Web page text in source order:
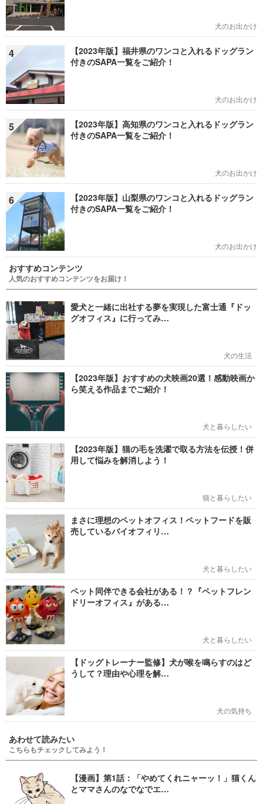
犬のお出かけ
4
【2023年版】福井県のワンコと入れるドッグラン
付きのSAPA一覧をご紹介！
犬のお出かけ
5
【2023年版】高知県のワンコと入れるドッグラン
付きのSAPA一覧をご紹介！
犬のお出かけ
6
【2023年版】山梨県のワンコと入れるドッグラン
付きのSAPA一覧をご紹介！
犬のお出かけ
おすすめコンテンツ
人気のおすすめコンテンツをお届け！
愛犬と一緒に出社する夢を実現した富士通『ドッ
グオフィス』に行ってみ…
犬の生活
【2023年版】おすすめの犬映画20選！感動映画か
ら笑える作品までご紹介！
犬と暮らしたい
【2023年版】猫の毛を洗濯で取る方法を伝授！併
用して悩みを解消しよう！
猫と暮らしたい
まさに理想のペットオフィス！ペットフードを販
売しているバイオフィリ…
犬と暮らしたい
ペット同伴できる会社がある！？『ペットフレン
ドリーオフィス』がある…
犬と暮らしたい
【ドッグトレーナー監修】犬が喉を鳴らすのはど
うして？理由や心理を解…
犬の気持ち
あわせて読みたい
こちらもチェックしてみよう！
【漫画】第1話：「やめてくれニャーッ！」猫くん
とママさんのなでなでエ…